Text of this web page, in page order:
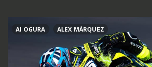
AI OGURA ALEX MÁRQUEZ